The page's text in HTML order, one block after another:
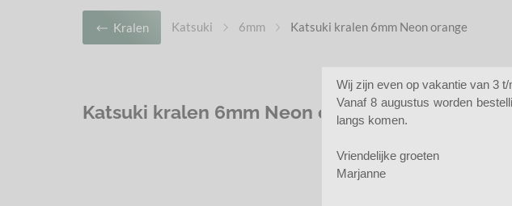
Kralen Katsuki 6mm Katsuki kralen 6mm Neon orange
Katsuki kralen 6mm Neon orange
Wij zijn even op vakantie van 3
Vanaf 8 augustus worden
langs komen.
Vriendelijke groeten
Marjanne